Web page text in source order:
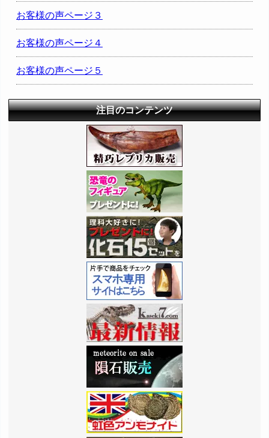
お客様の声ページ３
お客様の声ページ４
お客様の声ページ５
注目のコンテンツ